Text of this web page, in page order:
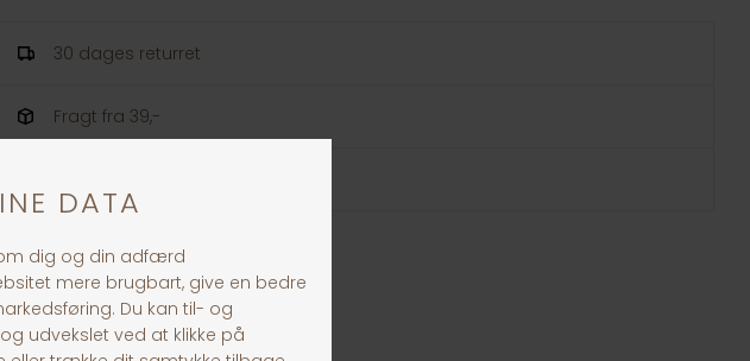
30 dages returret
Fragt fra 39,-